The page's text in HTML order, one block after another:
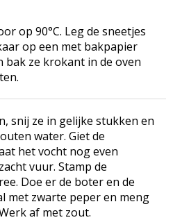
op 90°C. Leg de sneetjes
op een met bakpapier
bak ze krokant in de oven
snij ze in gelijke stukken en
water. Giet de
het vocht nog even
vuur. Stamp de
Doe er de boter en de
met zwarte peper en meng
af met zout.